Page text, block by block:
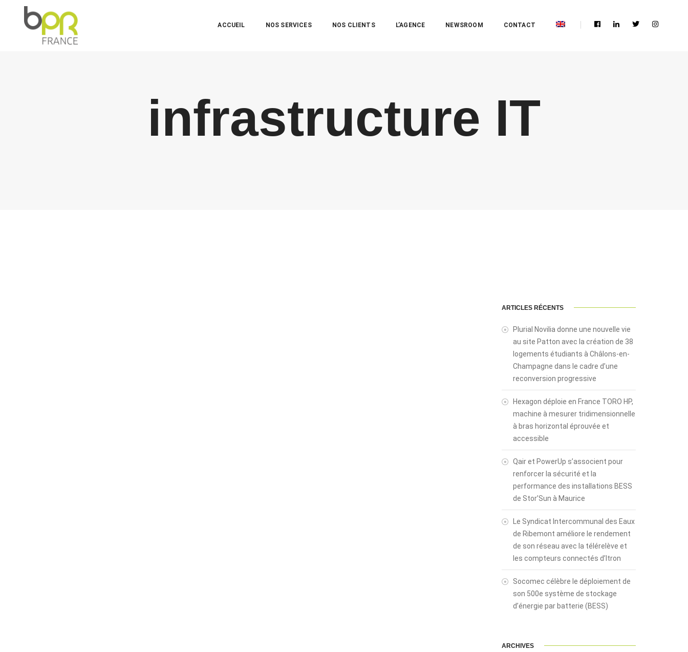
ACCUEIL NOS SERVICES NOS CLIENTS L’AGENCE NEWSROOM CONTACT
infrastructure IT
ARTICLES RÉCENTS
Plurial Novilia donne une nouvelle vie
au site Patton avec la création de 38
logements étudiants à Châlons-en-
Champagne dans le cadre d’une
reconversion progressive
Hexagon déploie en France TORO HP,
machine à mesurer tridimensionnelle
à bras horizontal éprouvée et
accessible
Qair et PowerUp s’associent pour
renforcer la sécurité et la
performance des installations BESS
de Stor’Sun à Maurice
Le Syndicat Intercommunal des Eaux
de Ribemont améliore le rendement
de son réseau avec la télérelève et
les compteurs connectés d’Itron
Socomec célèbre le déploiement de
son 500e système de stockage
d’énergie par batterie (BESS)
ARCHIVES